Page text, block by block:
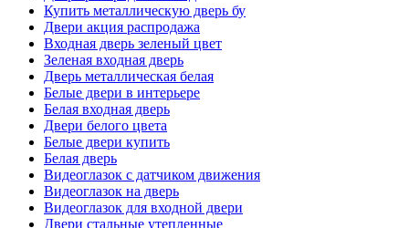
Купить металлическую дверь бу
Двери акция распродажа
Входная дверь зеленый цвет
Зеленая входная дверь
Дверь металлическая белая
Белые двери в интерьере
Белая входная дверь
Двери белого цвета
Белые двери купить
Белая дверь
Видеоглазок с датчиком движения
Видеоглазок на дверь
Видеоглазок для входной двери
Двери стальные утепленные